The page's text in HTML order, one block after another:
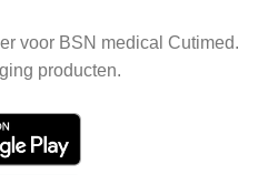
voor BSN medical Cutimed.
producten.